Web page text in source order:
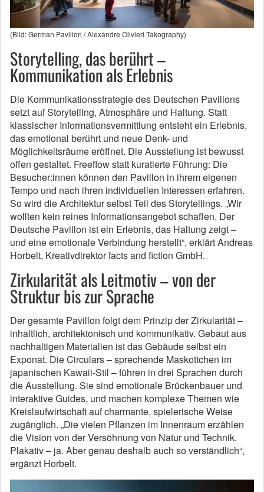
(Bild: German Pavilion / Alexandre Olivieri Takography)
Storytelling, das berührt –
Kommunikation als Erlebnis
Die Kommunikationsstrategie des Deutschen Pavillons
setzt auf Storytelling, Atmosphäre und Haltung. Statt
klassischer Informationsvermittlung entsteht ein Erlebnis,
das emotional berührt und neue Denk- und
Möglichkeitsräume eröffnet. Die Ausstellung ist bewusst
offen gestaltet. Freeflow statt kuratierte Führung: Die
Besucher:innen können den Pavillon in ihrem eigenen
Tempo und nach ihren individuellen Interessen erfahren.
So wird die Architektur selbst Teil des Storytellings. „Wir
wollten kein reines Informationsangebot schaffen. Der
Deutsche Pavillon ist ein Erlebnis, das Haltung zeigt –
und eine emotionale Verbindung herstellt“, erklärt Andreas
Horbelt, Kreativdirektor facts and fiction GmbH.
Zirkularität als Leitmotiv – von der
Struktur bis zur Sprache
Der gesamte Pavillon folgt dem Prinzip der Zirkularität –
inhaltlich, architektonisch und kommunikativ. Gebaut aus
nachhaltigen Materialien ist das Gebäude selbst ein
Exponat. Die Circulars – sprechende Maskottchen im
japanischen Kawaii-Stil – führen in drei Sprachen durch
die Ausstellung. Sie sind emotionale Brückenbauer und
interaktive Guides, und machen komplexe Themen wie
Kreislaufwirtschaft auf charmante, spielerische Weise
zugänglich. „Die vielen Pflanzen im Innenraum erzählen
die Vision von der Versöhnung von Natur und Technik.
Plakativ – ja. Aber genau deshalb auch so verständlich“,
ergänzt Horbelt.